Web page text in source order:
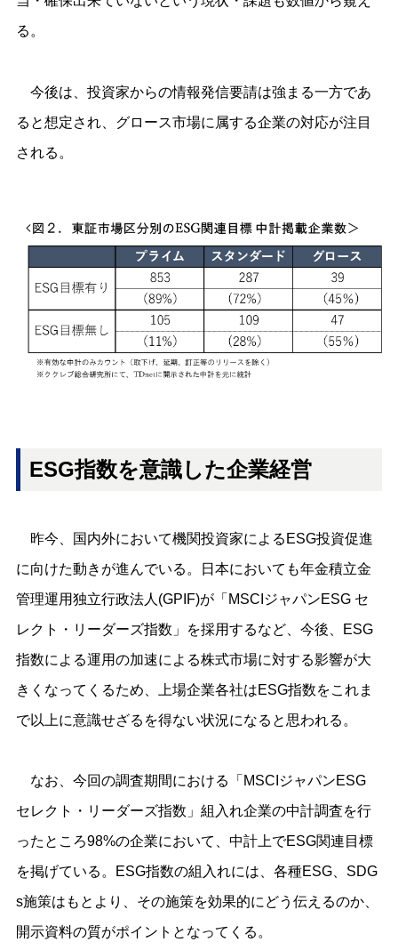
る。
今後は、投資家からの情報発信要請は強まる一方であ
ると想定され、グロース市場に属する企業の対応が注目
される。
ESG指数を意識した企業経営
昨今、国内外において機関投資家によるESG投資促進
に向けた動きが進んでいる。日本においても年金積立金
管理運用独立行政法人(GPIF)が「MSCIジャパンESG セ
レクト・リーダーズ指数」を採用するなど、今後、ESG
指数による運用の加速による株式市場に対する影響が大
きくなってくるため、上場企業各社はESG指数をこれま
で以上に意識せざるを得ない状況になると思われる。
なお、今回の調査期間における「MSCIジャパンESG
セレクト・リーダーズ指数」組入れ企業の中計調査を行
ったところ98%の企業において、中計上でESG関連目標
を掲げている。ESG指数の組入れには、各種ESG、SDG
s施策はもとより、その施策を効果的にどう伝えるのか、
開示資料の質がポイントとなってくる。